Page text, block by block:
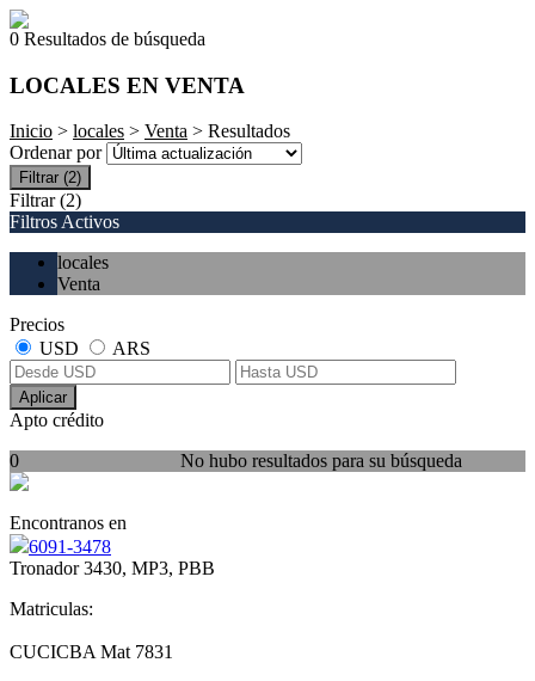
0 Resultados de búsqueda
LOCALES EN VENTA
Inicio > locales > Venta > Resultados
Ordenar por
Filtrar (2)
Filtrar (2)
Filtros Activos
locales
Venta
Precios
USD
ARS
Aplicar
Apto crédito
No hubo resultados para su búsqueda
0
Encontranos en
6091-3478
Tronador 3430, MP3, PBB
Matriculas:
CUCICBA Mat 7831